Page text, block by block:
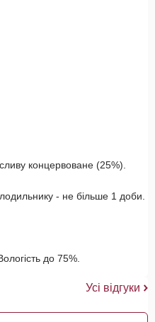
концервоване (25%).
- не більше 1 доби.
до 75%.
Усі відгуки